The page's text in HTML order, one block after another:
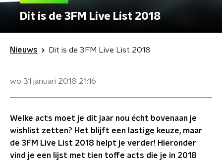
Dit is de 3FM Live List 2018
Nieuws Dit is de 3FM Live List 2018
wo 31 januari 2018 21:16
Welke acts moet je dit jaar nou écht bovenaan je
wishlist zetten? Het blijft een lastige keuze, maar
de 3FM Live List 2018 helpt je verder! Hieronder
vind je een lijst met tien toffe acts die je in 2018